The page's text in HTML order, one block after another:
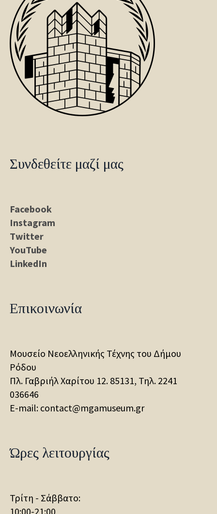
Συνδεθείτε μαζί μας
Facebook
Instagram
Twitter
YouTube
LinkedIn
Επικοινωνία
Μουσείο Νεοελληνικής Τέχνης του Δήμου
Ρόδου
Πλ. Γαβριήλ Χαρίτου 12. 85131, Τηλ. 2241
036646
E-mail: contact@mgamuseum.gr
Ώρες λειτουργίας
Τρίτη - Σάββατο:
10:00-21:00